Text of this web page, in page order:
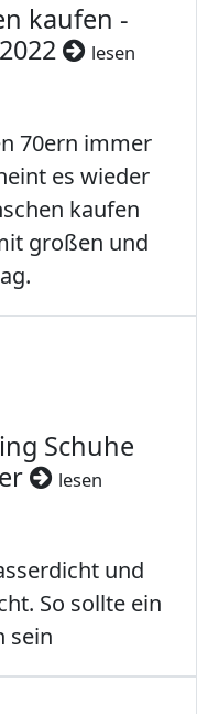
kaufen -
lesen
70ern immer
es wieder
kaufen
großen und
Schuhe
lesen
und
So sollte ein
sein